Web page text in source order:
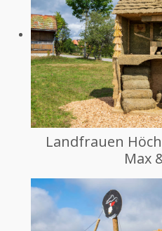
Landfrauen
Max